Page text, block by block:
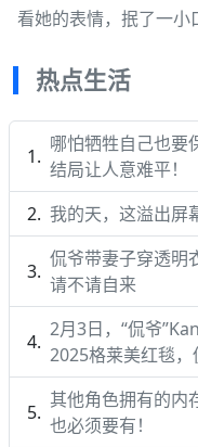
看她的表情，抿了一小
热点生活
哪怕牺牲自己也要
结局让人意难平！
我的天，这溢出屏
侃爷带妻子穿透明
请不请自来
2月3日，“侃爷
2025格莱美红毯
其他角色拥有的内
也必须要有！